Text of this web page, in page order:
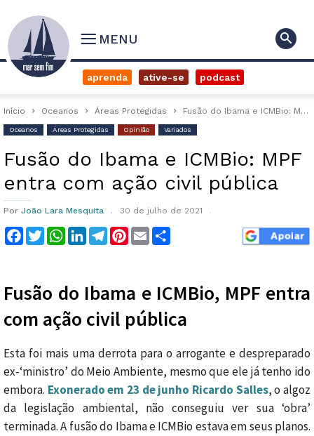
MENU
aprenda ative-se podcast
Início Oceanos Áreas Protegidas Fusão do Ibama e ICMBio: MPF entra com ação civil pública
Oceanos Áreas Protegidas Opinião Variados
Fusão do Ibama e ICMBio: MPF
entra com ação civil pública
Por João Lara Mesquita 30 de julho de 2021
Facebook
TwitterWhatsApp
LinkedInTelegram
Pinterest
Email
Fusão do Ibama e ICMBio, MPF entra
com ação civil pública
Esta foi mais uma derrota para o arrogante e despreparado
ex-‘ministro’ do Meio Ambiente, mesmo que ele já tenho ido
embora. Exonerado em 23 de junho Ricardo Salles, o algoz
da legislação ambiental, não conseguiu ver sua ‘obra’
terminada. A fusão do Ibama e ICMBio estava em seus planos.